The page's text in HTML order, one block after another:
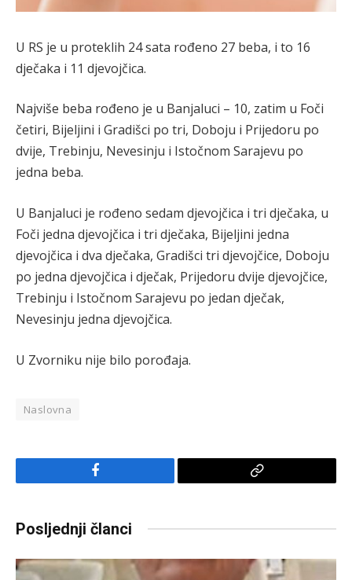
U RS je u proteklih 24 sata rođeno 27 beba, i to 16
dječaka i 11 djevojčica.
Najviše beba rođeno je u Banjaluci – 10, zatim u Foči
četiri, Bijeljini i Gradišci po tri, Doboju i Prijedoru po
dvije, Trebinju, Nevesinju i Istočnom Sarajevu po
jedna beba.
U Banjaluci je rođeno sedam djevojčica i tri dječaka, u
Foči jedna djevojčica i tri dječaka, Bijeljini jedna
djevojčica i dva dječaka, Gradišci tri djevojčice, Doboju
po jedna djevojčica i dječak, Prijedoru dvije djevojčice,
Trebinju i Istočnom Sarajevu po jedan dječak,
Nevesinju jedna djevojčica.
U Zvorniku nije bilo porođaja.
Naslovna
Facebook
Copy
Posljednji članci